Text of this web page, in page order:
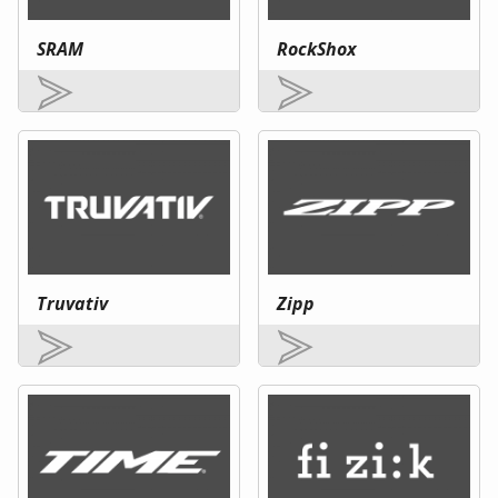
SRAM RockShox
Truvativ Zipp